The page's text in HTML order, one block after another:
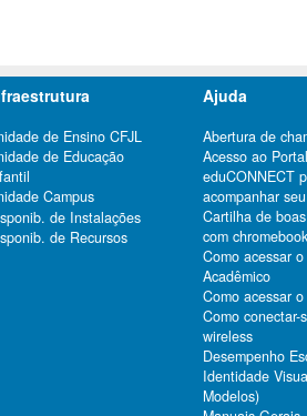
de Ensino CFJL
de Educação
Campus
de Instalações
de Recursos
Ajuda
Abertura de
Acesso ao
eduCONNECT
acompanhar
Cartilha de
com chromebook
Como acessar
Acadêmico
Como acessar
Como conectar-
wireless
Desempenho
Identidade
Modelos)